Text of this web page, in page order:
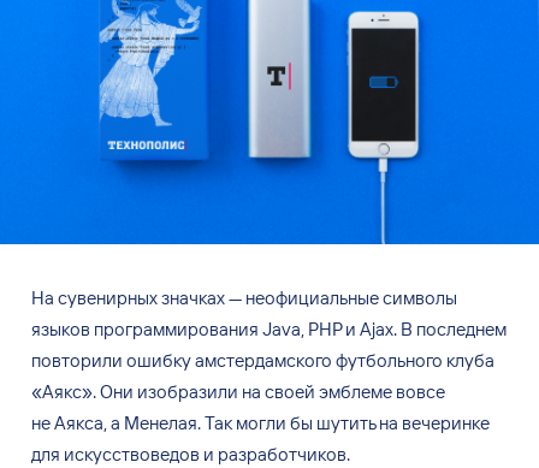
На сувенирных значках — неофициальные символы
языков программирования Java, PHP и Ajax. В последнем
повторили ошибку амстердамского футбольного клуба
«Аякс». Они изобразили на своей эмблеме вовсе
не Аякса, а Менелая. Так могли бы шутить на вечеринке
для искусствоведов и разработчиков.